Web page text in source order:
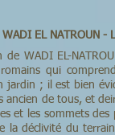
EL NATROUN -
WADI EL-
qui
jardin ; il est bien
de tous, et
et les sommets
la déclivité du